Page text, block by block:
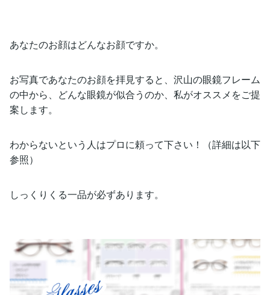
あなたのお顔はどんなお顔ですか。
お写真であなたのお顔を拝見すると、沢山の眼鏡フレーム
の中から、どんな眼鏡が似合うのか、私がオススメをご提
案します。
わからないという人はプロに頼って下さい！（詳細は以下
参照）
しっくりくる一品が必ずあります。